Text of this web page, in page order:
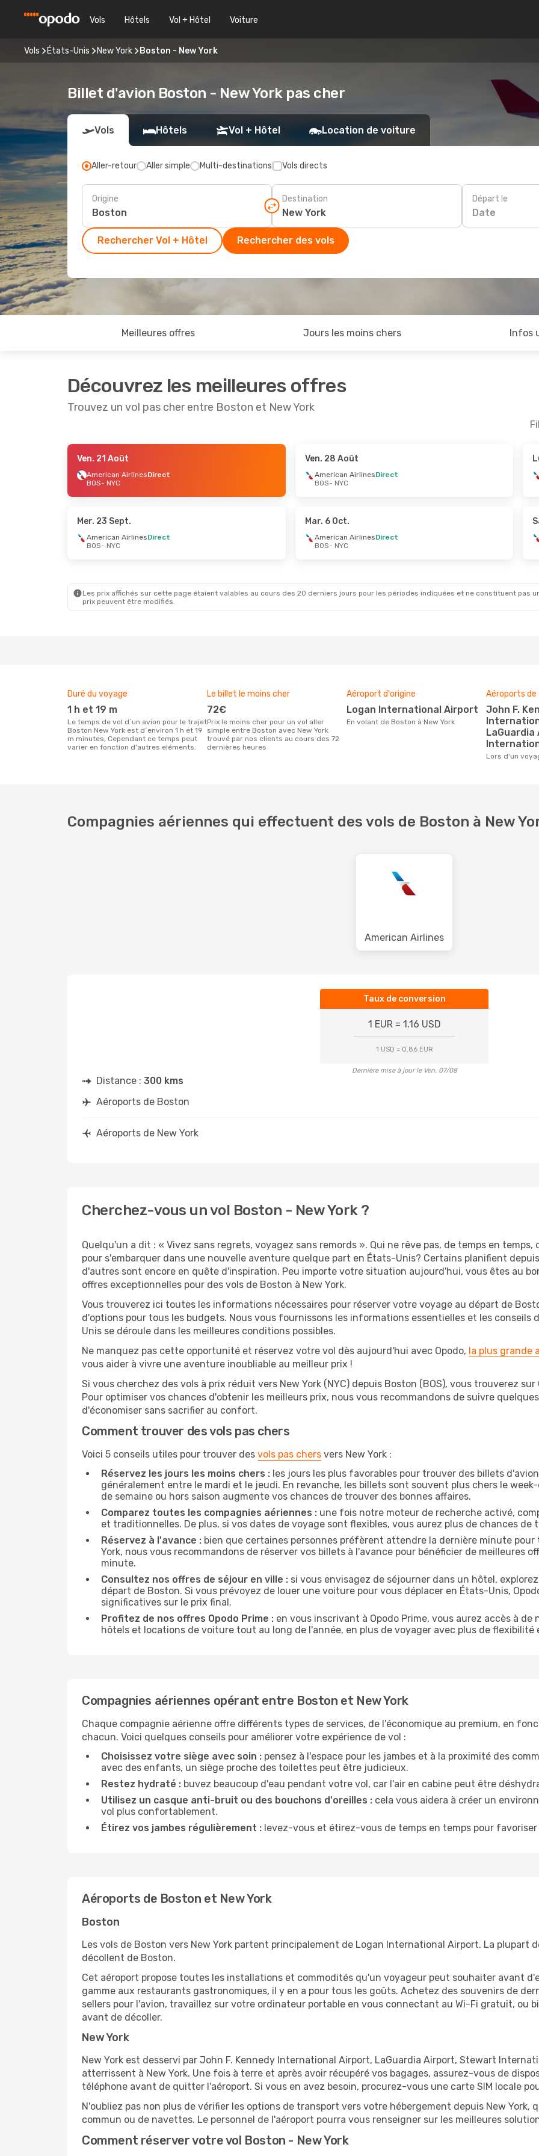
Vols Hôtels Vol + Hôtel Voiture
Vols États-Unis New York Boston - New York
Billet d'avion Boston - New York pas cher
Vols Hôtels Vol + Hôtel Location de voiture
Aller-retour Aller simple Multi-destinations Vols directs
Origine Destination Départ le
Date
Rechercher Vol + Hôtel Rechercher des vols
Meilleures offres Jours les moins chers Infos
Découvrez les meilleures offres
Trouvez un vol pas cher entre Boston et New York
- Mer. 26 Août
Direct
Direct
- Ven. 11 Sept.
Ven. 21 Août
American AirlinesDirect
BOS- NYC
Ven. 28 Août
American AirlinesDirect
BOS- NYC
Mer. 23 Sept.
American AirlinesDirect
BOS- NYC
Mar. 6 Oct.
American AirlinesDirect
BOS- NYC
Les prix affichés sur cette page étaient valables au cours des 20 derniers jours pour les périodes indiquées et ne constituent pas
prix peuvent être modifiés.
Duré du voyage
1 h et 19 m
Le temps de vol d´un avion pour le trajet
Boston New York est d´environ 1 h et 19
m minutes, Cependant ce temps peut
varier en fonction d'autres eléments.
Le billet le moins cher
72€
Prix le moins cher pour un vol aller
simple entre Boston avec New York
trouvé par nos clients au cours des 72
dernières heures
Aéroport d'origine
Logan International Airport
En volant de Boston à New York
Aéroports
John F. Kennedy
Lors d'un
Compagnies aériennes qui effectuent des vols de Boston à New
American Airlines
Taux de conversion
1 EUR = 1.16 USD
1 USD = 0.86 EUR
Dernière mise à jour le Ven. 07/08
Distance : 300 kms
Aéroports de Boston
Aéroports de New York
Cherchez-vous un vol Boston - New York ?
Quelqu'un a dit : « Vivez sans regrets, voyagez sans remords ». Qui ne rêve pas, de temps en
pour s'embarquer dans une nouvelle aventure quelque part en États-Unis? Certains planifient
d'autres sont encore en quête d'inspiration. Peu importe votre situation aujourd'hui, vous êtes au
offres exceptionnelles pour des vols de Boston à New York.
Vous trouverez ici toutes les informations nécessaires pour réserver votre voyage au départ de
d'options pour tous les budgets. Nous vous fournissons les informations essentielles et les conseils
Unis se déroule dans les meilleures conditions possibles.
Ne manquez pas cette opportunité et réservez votre vol dès aujourd'hui avec Opodo, la plus grande
vous aider à vivre une aventure inoubliable au meilleur prix !
Si vous cherchez des vols à prix réduit vers New York (NYC) depuis Boston (BOS), vous trouverez
Pour optimiser vos chances d'obtenir les meilleurs prix, nous vous recommandons de suivre
d'économiser sans sacrifier au confort.
Comment trouver des vols pas chers
Voici 5 conseils utiles pour trouver des vols pas chers vers New York :
Réservez les jours les moins chers : les jours les plus favorables pour trouver des billets
généralement entre le mardi et le jeudi. En revanche, les billets sont souvent plus chers le
de semaine ou hors saison augmente vos chances de trouver des bonnes affaires.
Comparez toutes les compagnies aériennes : une fois notre moteur de recherche activé,
et traditionnelles. De plus, si vos dates de voyage sont flexibles, vous aurez plus de chances de
Réservez à l'avance : bien que certaines personnes préfèrent attendre la dernière minute pour
York, nous vous recommandons de réserver vos billets à l'avance pour bénéficier de meilleures
minute.
Consultez nos offres de séjour en ville : si vous envisagez de séjourner dans un hôtel,
départ de Boston. Si vous prévoyez de louer une voiture pour vous déplacer en États-Unis,
significatives sur le prix final.
Profitez de nos offres Opodo Prime : en vous inscrivant à Opodo Prime, vous aurez accès à de
hôtels et locations de voiture tout au long de l'année, en plus de voyager avec plus de
Compagnies aériennes opérant entre Boston et New York
Chaque compagnie aérienne offre différents types de services, de l'économique au premium, en
chacun. Voici quelques conseils pour améliorer votre expérience de vol :
Choisissez votre siège avec soin : pensez à l'espace pour les jambes et à la proximité des
avec des enfants, un siège proche des toilettes peut être judicieux.
Restez hydraté : buvez beaucoup d'eau pendant votre vol, car l'air en cabine peut être
Utilisez un casque anti-bruit ou des bouchons d'oreilles : cela vous aidera à créer un
vol plus confortablement.
Étirez vos jambes régulièrement : levez-vous et étirez-vous de temps en temps pour
Aéroports de Boston et New York
Boston
Les vols de Boston vers New York partent principalement de Logan International Airport. La plupart
décollent de Boston.
Cet aéroport propose toutes les installations et commodités qu'un voyageur peut souhaiter avant
gamme aux restaurants gastronomiques, il y en a pour tous les goûts. Achetez des souvenirs de
sellers pour l'avion, travaillez sur votre ordinateur portable en vous connectant au Wi-Fi gratuit, ou
avant de décoller.
New York
New York est desservi par John F. Kennedy International Airport, LaGuardia Airport, Stewart
atterrissent à New York. Une fois à terre et après avoir récupéré vos bagages, assurez-vous de
téléphone avant de quitter l'aéroport. Si vous en avez besoin, procurez-vous une carte SIM locale
N'oubliez pas non plus de vérifier les options de transport vers votre hébergement depuis New York,
commun ou de navettes. Le personnel de l'aéroport pourra vous renseigner sur les meilleures
Comment réserver votre vol Boston - New York